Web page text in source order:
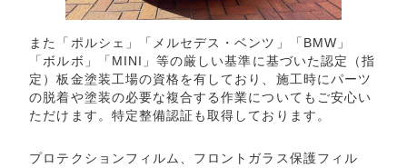
また「ポルシェ」「メルセデス・ベンツ」「BMW」
「ボルボ」「MINI」等の厳しい基準に基づいた認定（指
定）板金塗装工場の資格を有しており、施工時にパーツ
の脱着や塗装の必要な複合する作業についてもご安心い
ただけます。特定整備認証も取得しております。
プロテクションフィルム、フロントガラス保護フィル